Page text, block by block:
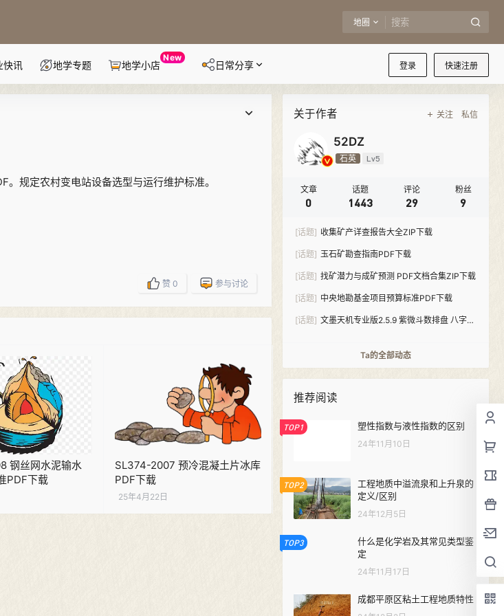
地圈
登录 快速注册
快讯 地学专题 地学小店
New
日常分享
规定农村变电站设备选型与运行维护标准。
赞 0 参与讨论
钢丝网水泥输水
PDF下载
SL374-2007 预冷混凝土片冰库
PDF下载
25年4月22日
关于作者 关注 私信
52DZ
石英 Lv5
文章
0
话题
1443
评论
29
粉丝
9
[话题] 收集矿产详查报告大全ZIP下载
[话题] 玉石矿勘查指南PDF下载
[话题] 找矿潜力与成矿预测 PDF文档合集ZIP下载
[话题] 中央地勘基金项目预算标准PDF下载
[话题] 文墨天机专业版2.5.9 紫微斗数排盘 八字算
Ta的全部动态
推荐阅读
TOP1 塑性指数与液性指数的区别
24年11月10日
TOP2
工程地质中溢流泉和上升泉的
定义/区别
24年12月5日
TOP3
什么是化学岩及其常见类型鉴
定
24年11月17日
成都平原区粘土工程地质特性